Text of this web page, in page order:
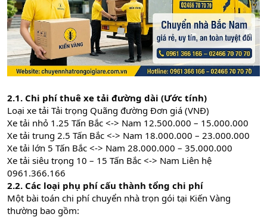
2.1. Chi phí thuê xe tải đường dài (Ước tính)
Loại xe tải Tải trọng Quãng đường Đơn giá (VNĐ)
Xe tải nhỏ 1.25 Tấn Bắc <-> Nam 12.500.000 – 15.000.000
Xe tải trung 2.5 Tấn Bắc <-> Nam 18.000.000 – 23.000.000
Xe tải lớn 5 Tấn Bắc <-> Nam 28.000.000 – 35.000.000
Xe tải siêu trọng 10 – 15 Tấn Bắc <-> Nam Liên hệ
0961.366.166
2.2. Các loại phụ phí cấu thành tổng chi phí
Một bài toán chi phí chuyển nhà trọn gói tại Kiến Vàng
thường bao gồm: